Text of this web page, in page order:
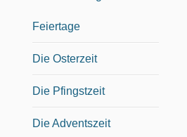
Feiertage
Die Osterzeit
Die Pfingstzeit
Die Adventszeit